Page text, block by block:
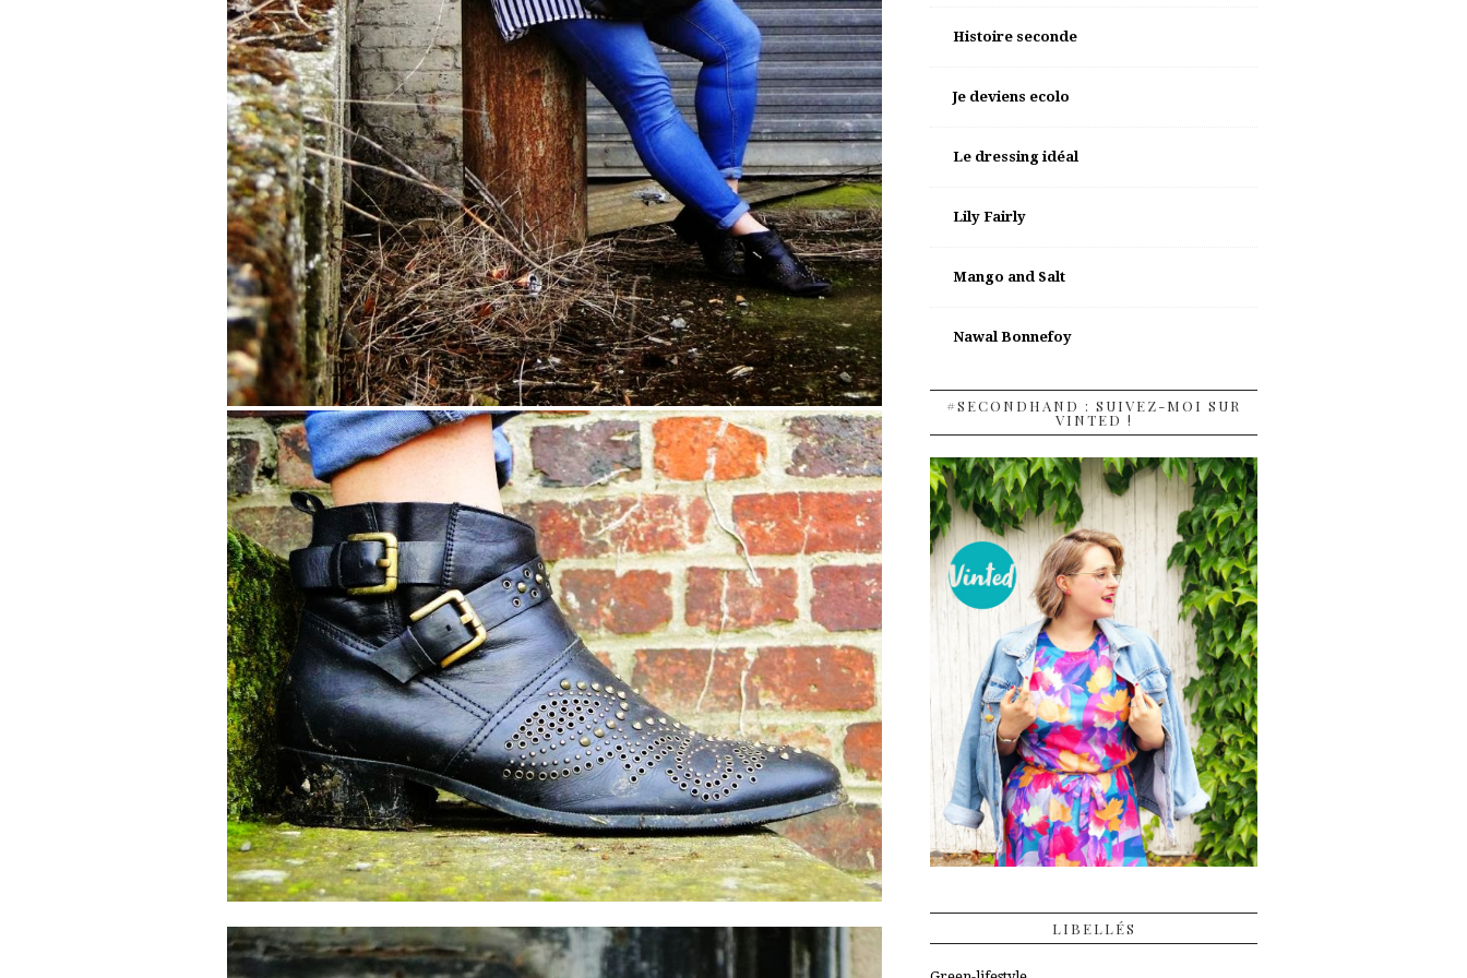
Histoire seconde
Je deviens ecolo
Le dressing idéal
Lily Fairly
Mango and Salt
Nawal Bonnefoy
#SECONDHAND : SUIVEZ-MOI SUR
VINTED !
LIBELLÉS